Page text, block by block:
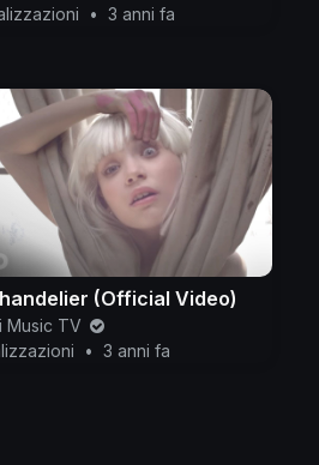
• 3 anni fa
(Official Video)
Music TV
• 3 anni fa